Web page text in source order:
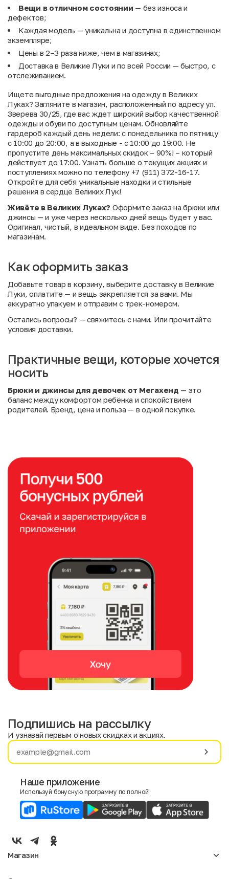
Вещи в отличном состоянии — без износа и
дефектов;
Каждая модель — уникальна и доступна в единственном
экземпляре;
Цены в 2–3 раза ниже, чем в магазинах;
Доставка в Великие Луки и по всей России — быстро, с
отслеживанием.
Ищете выгодные предложения на одежду в Великих
Луках? Загляните в магазин, расположенный по адресу ул.
Зверева 30/25, где вас ждет широкий выбор качественной
одежды и обуви по доступным ценам. Обновляйте
гардероб каждый день недели: с понедельника по пятницу
с 10:00 до 20:00, а в выходные - с 10:00 до 19:00. Не
пропустите день максимальных скидок – 90%! – который
действует до 17:00. Узнать больше о текущих акциях и
поступлениях можно по телефону +7 (911) 372-16-17.
Откройте для себя уникальные находки и стильные
решения в сердце Великих Лук!
Живёте в Великих Луках? Оформите заказ на брюки или
джинсы — и уже через несколько дней вещь будет у вас.
Оригинал, чистый, в идеальном виде. Без походов по
магазинам.
Как оформить заказ
Добавьте товар в корзину, выберите доставку в Великие
Луки, оплатите — и вещь закрепляется за вами. Мы
аккуратно упакуем и отправим с трек-номером.
Остались вопросы? — свяжитесь с нами. Илипрочитайте
условия доставки.
Практичные вещи, которые хочется
носить
Брюки и джинсы для девочек от Мегахенд — это
баланс между комфортом ребёнка и спокойствием
родителей. Бренд, цена и польза — в одной покупке.
Имя
E-mail
Мужской
Подпишись на рассылку
И узнавай первым о новых скидках и акциях.
Наше приложение
Используй бонусную программу по полной!
Магазин